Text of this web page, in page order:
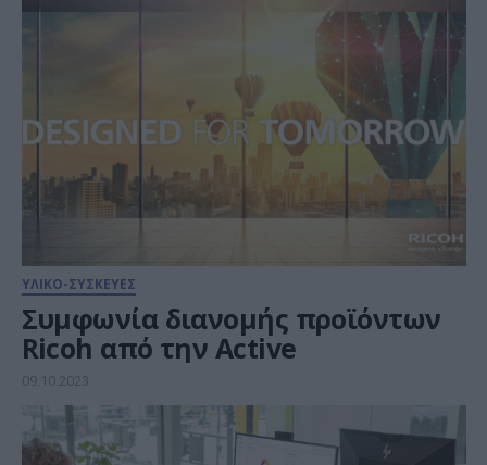
ΥΛΙΚΟ-ΣΥΣΚΕΥΕΣ
Συμφωνία διανομής προϊόντων
Ricoh από την Active
09.10.2023